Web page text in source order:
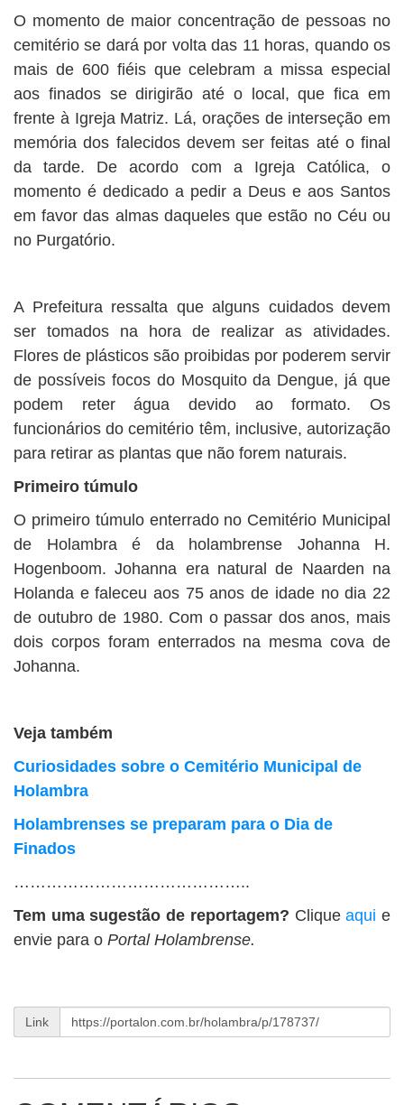
O momento de maior concentração de pessoas no
cemitério se dará por volta das 11 horas, quando os
mais de 600 fiéis que celebram a missa especial
aos finados se dirigirão até o local, que fica em
frente à Igreja Matriz. Lá, orações de interseção em
memória dos falecidos devem ser feitas até o final
da tarde. De acordo com a Igreja Católica, o
momento é dedicado a pedir a Deus e aos Santos
em favor das almas daqueles que estão no Céu ou
no Purgatório.
A Prefeitura ressalta que alguns cuidados devem
ser tomados na hora de realizar as atividades.
Flores de plásticos são proibidas por poderem servir
de possíveis focos do Mosquito da Dengue, já que
podem reter água devido ao formato. Os
funcionários do cemitério têm, inclusive, autorização
para retirar as plantas que não forem naturais.
Primeiro túmulo
O primeiro túmulo enterrado no Cemitério Municipal
de Holambra é da holambrense Johanna H.
Hogenboom. Johanna era natural de Naarden na
Holanda e faleceu aos 75 anos de idade no dia 22
de outubro de 1980. Com o passar dos anos, mais
dois corpos foram enterrados na mesma cova de
Johanna.
Veja também
Curiosidades sobre o Cemitério Municipal de
Holambra
Holambrenses se preparam para o Dia de
Finados
……………………………………..
Tem uma sugestão de reportagem? Cliqueaquie
envie para o Portal Holambrense.
Link